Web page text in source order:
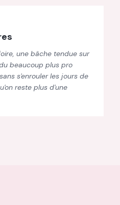
une bâche tendue sur
beaucoup plus pro
s'enrouler les jours de
reste plus d'une